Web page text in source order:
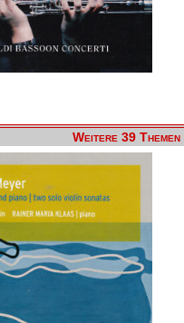
Weitere 39 Themen